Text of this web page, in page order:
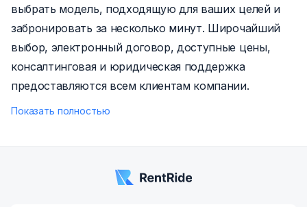
выбрать модель, подходящую для ваших целей и
забронировать за несколько минут. Широчайший
выбор, электронный договор, доступные цены,
консалтинговая и юридическая поддержка
предоставляются всем клиентам компании.
мать» на Мамаевом кургане,,, военные музеи,
Показать полностью